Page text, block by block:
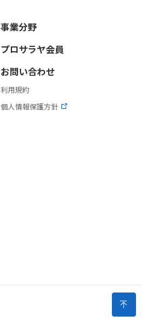
事業分野
プロサラヤ会員
お問い合わせ
利用規約
個人情報保護方針